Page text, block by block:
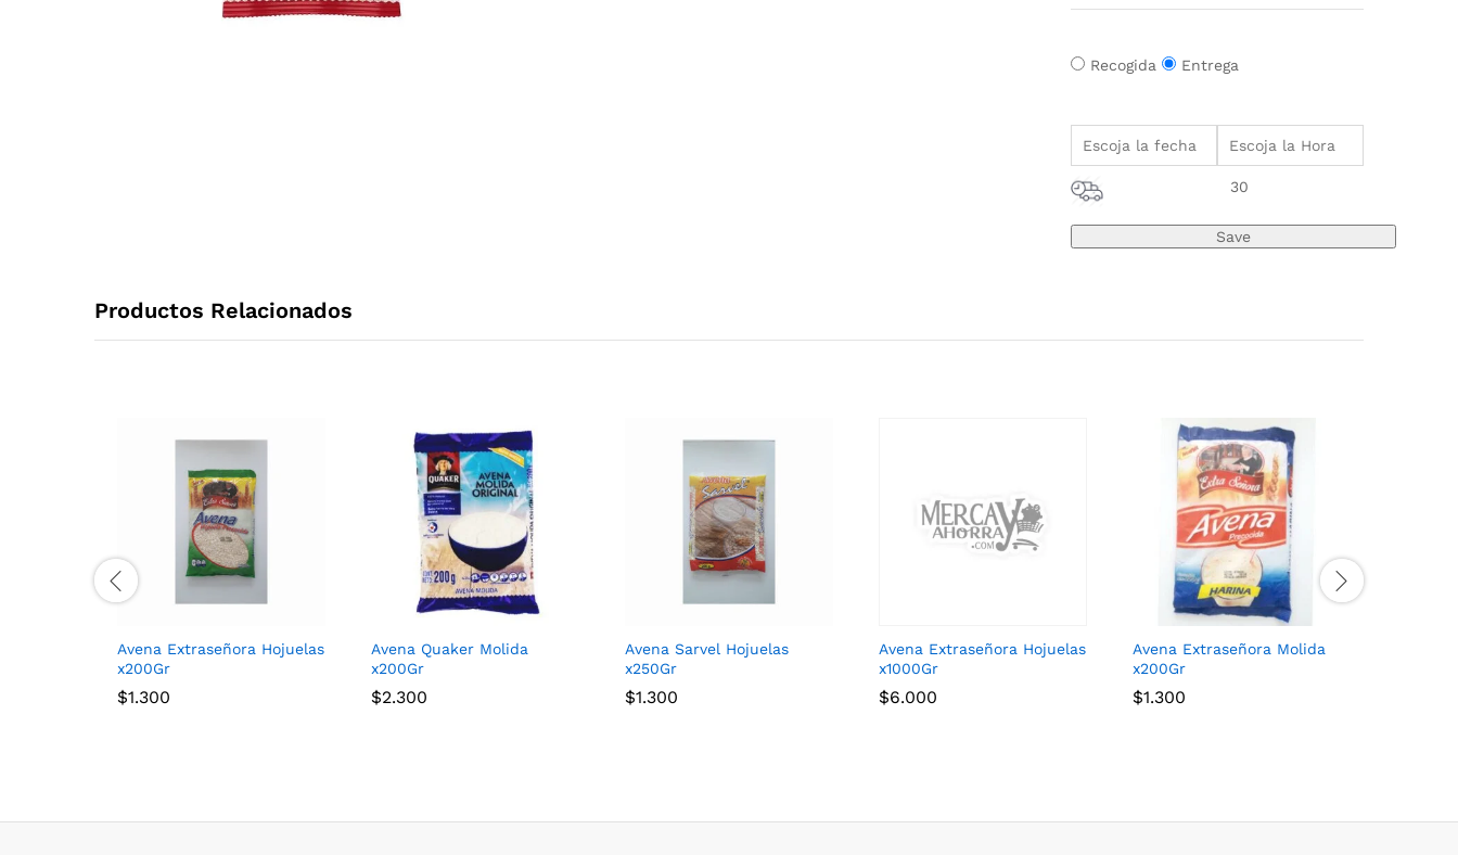
Recogida Entrega
30
Productos Relacionados
Avena Extraseñora Hojuelas
x200Gr
$1.300
Avena Quaker Molida
x200Gr
$2.300
Avena Sarvel Hojuelas
x250Gr
$1.300
Avena Extraseñora Hojuelas
x1000Gr
$6.000
Avena Extraseñora Molida
x200Gr
$1.300